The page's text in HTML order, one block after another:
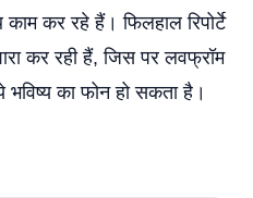
कर रहे हैं। फिलहाल रिपोर्टे
कर रही हैं, जिस पर लवफ्रॉम
का फोन हो सकता है।